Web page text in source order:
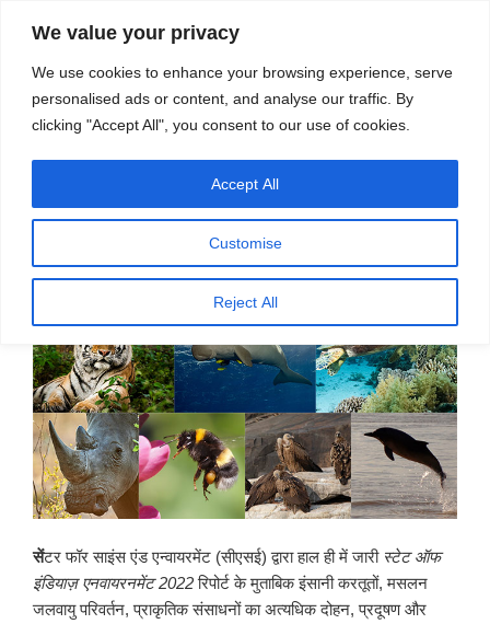
We value your privacy
We use cookies to enhance your browsing experience, serve
personalised ads or content, and analyse our traffic. By
clicking "Accept All", you consent to our use of cookies.
Customise
Reject All
Accept All
स्रोत
मेनू
प्रकाशित
विकास का खामियाजा भुगत रही हैं जैव
प्रजातियां – प्रदीप
सेंटर फॉर साइंस एंड एन्वायरमेंट (सीएसई) द्वारा हाल ही में जारी स्टेट ऑफ
इंडियाज़ एनवायरनमेंट2022रिपोर्ट के मुताबिक इंसानी करतूतों, मसलन
जलवायु परिवर्तन, प्राकृतिक संसाधनों का अत्यधिक दोहन, प्रदूषण और